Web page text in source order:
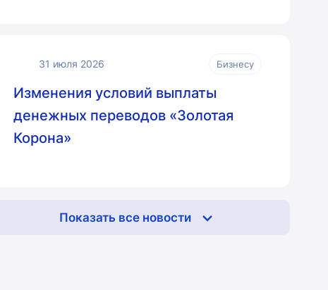
31 июля 2026 Бизнесу
Изменения условий выплаты
денежных переводов «Золотая
Корона»
Показать все новости